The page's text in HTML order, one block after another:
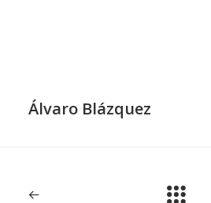
Álvaro Blázquez